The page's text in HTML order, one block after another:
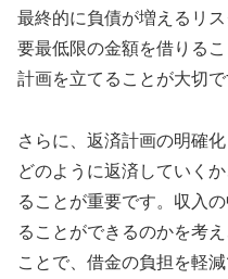
最終的に負債が増えるリ
要最低限の金額を借りる
計画を立てることが大切で
さらに、返済計画の明確
どのように返済していく
ることが重要です。収入
ることができるのかを考
ことで、借金の負担を軽